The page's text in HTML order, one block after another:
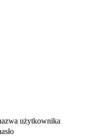
użytkownika